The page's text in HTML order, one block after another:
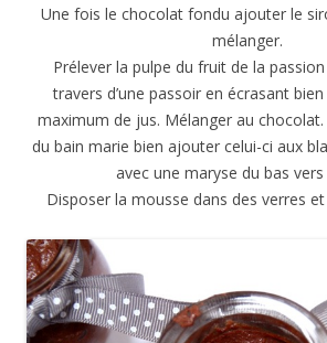
Une fois le chocolat fondu ajouter le
mélanger.
Prélever la pulpe du fruit de la
travers d’une passoir en écrasant
maximum de jus. Mélanger au
du bain marie bien ajouter celui-ci aux
avec une maryse du bas
Disposer la mousse dans des verres